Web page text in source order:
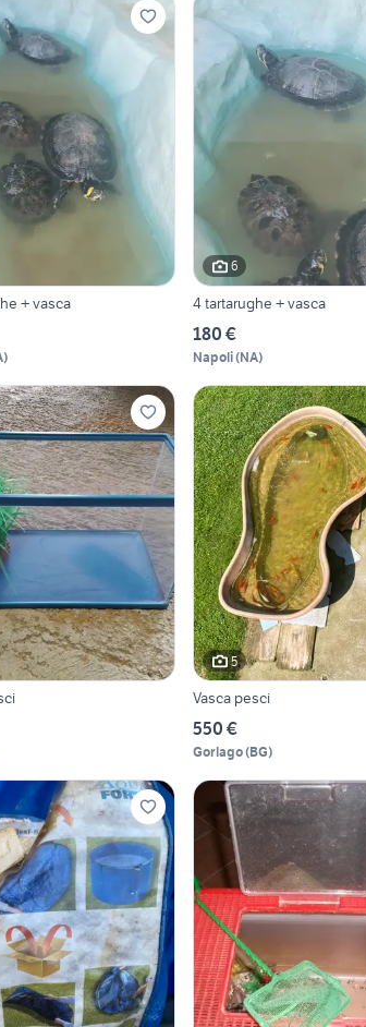
+ vasca
)
6
4 tartarughe + vasca
180 €
Napoli(NA)
5
Vasca pesci
550 €
Gorlago(BG)